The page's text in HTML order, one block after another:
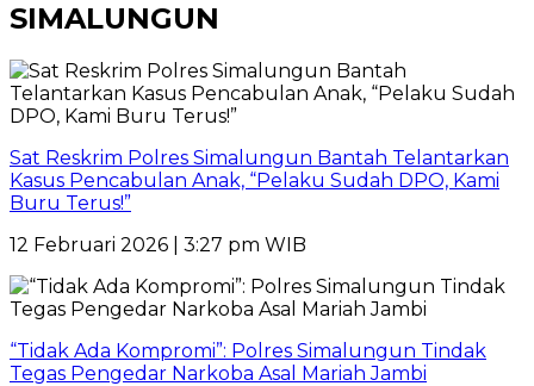
SIMALUNGUN
Sat Reskrim Polres Simalungun Bantah Telantarkan
Kasus Pencabulan Anak, “Pelaku Sudah DPO, Kami
Buru Terus!”
12 Februari 2026 | 3:27 pm WIB
“Tidak Ada Kompromi”: Polres Simalungun Tindak
Tegas Pengedar Narkoba Asal Mariah Jambi